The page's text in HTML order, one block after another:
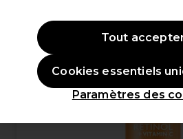
Paramètres des
Cookies essentiels
Tout